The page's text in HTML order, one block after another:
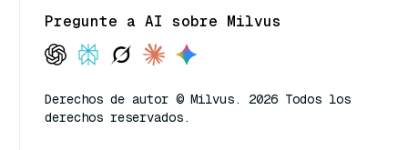
Pregunte a AI sobre Milvus
Derechos de autor © Milvus. 2026 Todos los
derechos reservados.